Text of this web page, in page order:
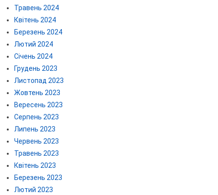
Травень 2024
Квітень 2024
Березень 2024
Лютий 2024
Січень 2024
Грудень 2023
Листопад 2023
Жовтень 2023
Вересень 2023
Серпень 2023
Липень 2023
Червень 2023
Травень 2023
Квітень 2023
Березень 2023
Лютий 2023